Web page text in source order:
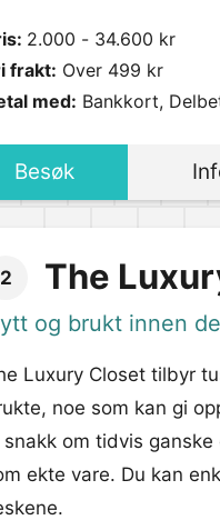
2.000 - 34.600 kr
frakt: Over 499 kr
med: Bankkort,
Besøk
2 The
og brukt innen
Luxury Closet tilbyr
noe som kan gi
snakk om tidvis
ekte vare. Du kan